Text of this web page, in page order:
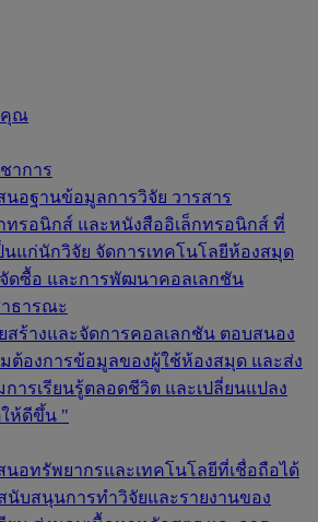
คุณ
าการ
นอฐานข้อมูลการวิจัย วารสาร
ทรอนิกส์ และหนังสืออิเล็กทรอนิกส์ ที่
นแก่นักวิจัย จัดการเทคโนโลยีห้องสมุด
ดซื้อ และการพัฒนาคอลเลกชัน
ธารณะ
สร้างและจัดการคอลเลกชัน ตอบสนอง
ต้องการข้อมูลของผู้ใช้ห้องสมุด และส่ง
การเรียนรู้ตลอดชีวิต และเปลี่ยนแปลง
ห้ดีขึ้น "
นอทรัพยากรและเทคโนโลยีที่เชื่อถือได้
นับสนุนการทำวิจัยและรายงานของ